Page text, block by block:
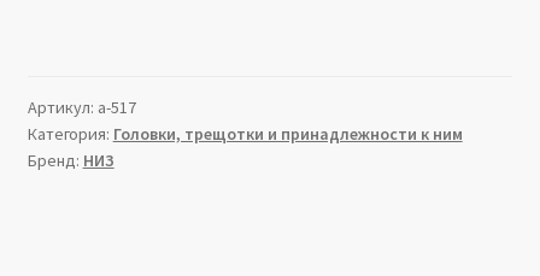
Артикул: a-517
Категория: Головки, трещотки и принадлежности к ним
Бренд: НИЗ